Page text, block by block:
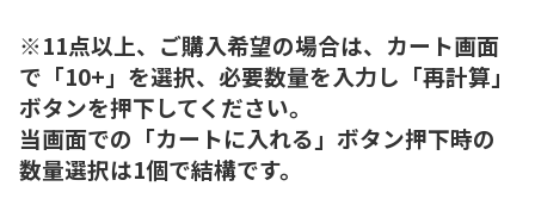
※11点以上、ご購入希望の場合は、カート画面
で「10+」を選択、必要数量を入力し「再計算」
ボタンを押下してください。
当画面での「カートに入れる」ボタン押下時の
数量選択は1個で結構です。